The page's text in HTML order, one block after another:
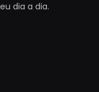
dia a dia.